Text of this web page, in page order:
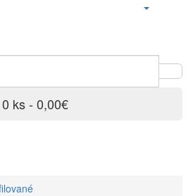
0 ks - 0,00€